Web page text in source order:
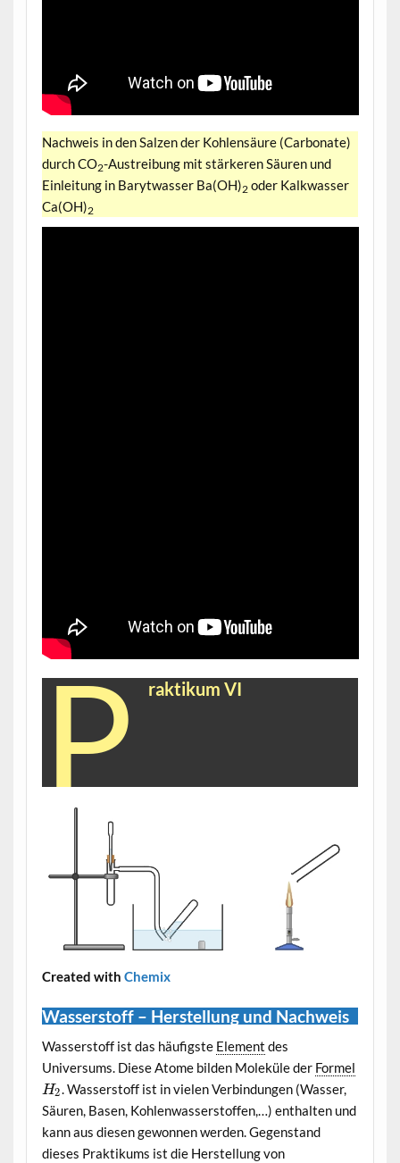
Nachweis in den Salzen der Kohlensäure (Carbonate)
durch CO2-Austreibung mit stärkeren Säuren und
Einleitung in Barytwasser Ba(OH)2oder Kalkwasser
Ca(OH)2
P raktikum VI
Created with Chemix
Wasserstoff – Herstellung und Nachweis
Wasserstoff ist das häufigste Element des
Universums. Diese Atome bilden Moleküle der Formel
H2. Wasserstoff ist in vielen Verbindungen (Wasser,
Säuren, Basen, Kohlenwasserstoffen,…) enthalten und
kann aus diesen gewonnen werden. Gegenstand
dieses Praktikums ist die Herstellung von